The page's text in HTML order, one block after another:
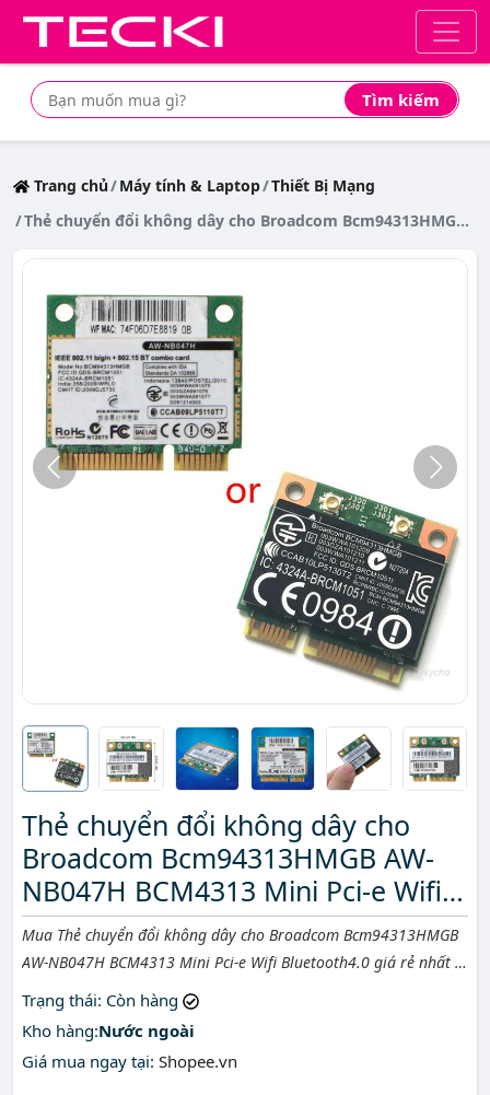
Tìm kiếm
Tìm mua sản phẩm giá rẻ nhất
Trang chủ Máy tính & Laptop Thiết Bị Mạng
Thẻ chuyển đổi không dây cho Broadcom Bcm94313HMGB AW-NB047H BCM4313 Mini Pci-e Wifi Bluetooth4.0
Thẻ chuyển đổi không dây cho
Broadcom Bcm94313HMGB AW-
NB047H BCM4313 Mini Pci-e Wifi
Bluetooth4.0
Mô tả ngắn
Mua Thẻ chuyển đổi không dây cho Broadcom Bcm94313HMGB
AW-NB047H BCM4313 Mini Pci-e Wifi Bluetooth4.0 giá rẻ nhất ở
Trạng thái: Còn hàng
Kho hàng:Nước ngoài
Giá mua ngay tại: Shopee.vn